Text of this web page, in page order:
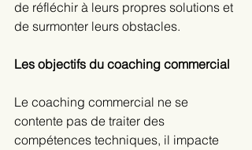
de réfléchir à leurs propres solutions et
de surmonter leurs obstacles.
Les objectifs du coaching commercial
Le coaching commercial ne se
contente pas de traiter des
compétences techniques, il impacte